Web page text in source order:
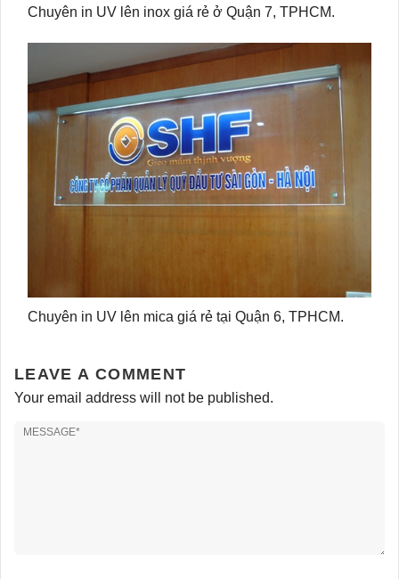
Chuyên in UV lên inox giá rẻ ở Quận 7, TPHCM.
Chuyên in UV lên mica giá rẻ tại Quận 6, TPHCM.
LEAVE A COMMENT
Your email address will not be published.